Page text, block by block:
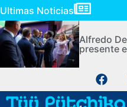
Ultimas Noticias
Alfredo
presente